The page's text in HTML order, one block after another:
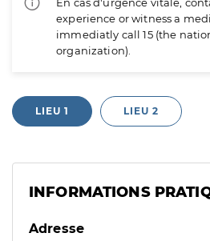
experience or witness a
immediatly call 15 (the
organization).
LIEU 1 LIEU 2
INFORMATIONS
Adresse